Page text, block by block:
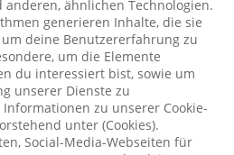
ähnlichen Technologien.
generieren Inhalte, die sie
deine Benutzererfahrung zu
um die Elemente
du interessiert bist, sowie um
unserer Dienste zu
zu unserer Cookie-
unter (Cookies).
Social-Media-Webseiten für